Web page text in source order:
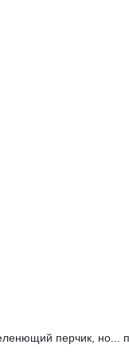
перчик, но...